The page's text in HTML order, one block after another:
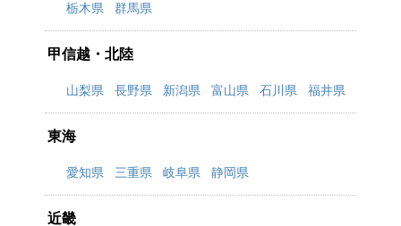
栃木県
群馬県
甲信越・北陸
山梨県 長野県 新潟県 富山県 石川県 福井県
東海
愛知県 三重県 岐阜県 静岡県
近畿